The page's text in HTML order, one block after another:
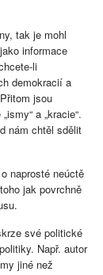
tak je mohl
informace
li
demokracií a
jsou
a „kracie“.
nám chtěl sdělit
naprosté neúctě
jak povrchně
své politické
Např. autor
jiné než